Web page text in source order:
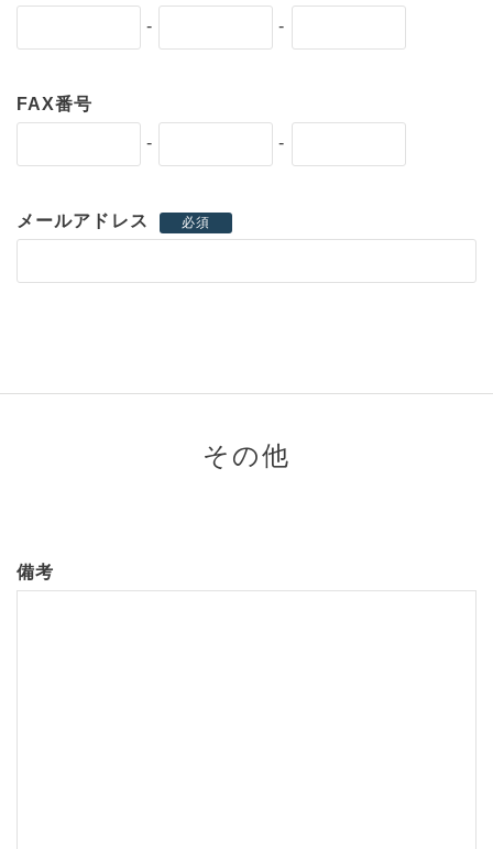
- -
FAX番号
- -
メールアドレス 必須
その他
備考